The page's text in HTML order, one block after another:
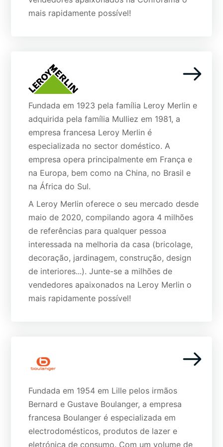
mais rapidamente possível!
Fundada em 1923 pela família Leroy Merlin e
adquirida pela família Mulliez em 1981, a
empresa francesa Leroy Merlin é
especializada no sector doméstico. A
empresa opera principalmente em França e
na Europa, bem como na China, no Brasil e
na África do Sul.
A Leroy Merlin oferece o seu mercado desde
maio de 2020, compilando agora 4 milhões
de referências para qualquer pessoa
interessada na melhoria da casa (bricolage,
decoração, jardinagem, construção, design
de interiores...). Junte-se a milhões de
vendedores apaixonados na Leroy Merlin o
mais rapidamente possível!
Fundada em 1954 em Lille pelos irmãos
Bernard e Gustave Boulanger, a empresa
francesa Boulanger é especializada em
electrodomésticos, produtos de lazer e
eletrónica de consumo. Com um volume de